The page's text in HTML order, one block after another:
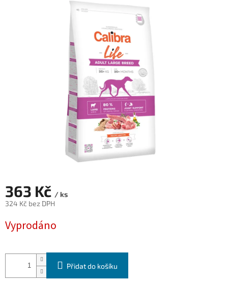
363 Kč / ks
324 Kč bez DPH
cena:
Vyprodáno
Přidat do košíku